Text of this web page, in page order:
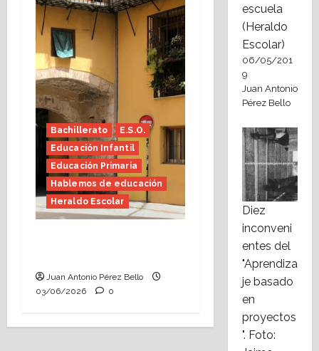
Bachillerato
E.S.O.
Educación Infantil
Educación Primaria
Hablemos de educación
Heraldo Escolar
Juan Antonio Pérez Bello
03/06/2026
0
escuela
(Heraldo
Escolar)
06/05/201
9
Juan Antonio
Pérez Bello
Diez
inconveni
entes del
"Aprendiza
je basado
en
proyectos
". Foto: